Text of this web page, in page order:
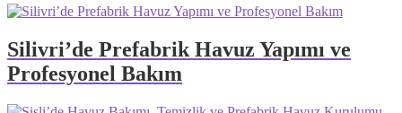
Silivri’de Prefabrik Havuz Yapımı ve
Profesyonel Bakım